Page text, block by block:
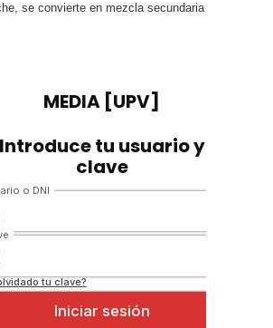
se convierte en mezcla secundaria